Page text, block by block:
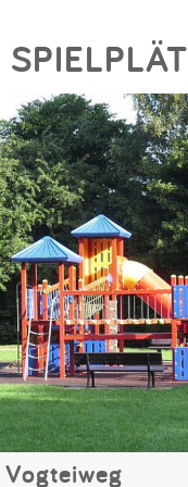
Vogteiweg